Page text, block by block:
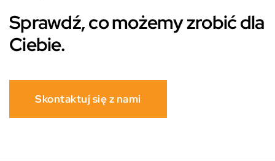
Sprawdź, co możemy zrobić dla
Ciebie.
Skontaktuj się z nami